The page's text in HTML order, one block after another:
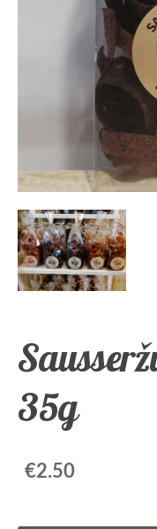
35g
€2.50